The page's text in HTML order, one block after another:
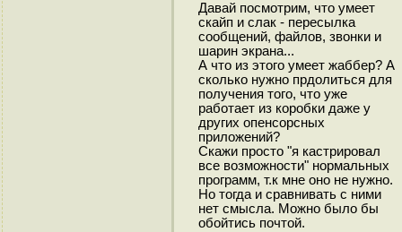
Давай посмотрим, что умеет
скайп и слак - пересылка
сообщений, файлов, звонки и
шарин экрана...
А что из этого умеет жаббер? А
сколько нужно прдолиться для
получения того, что уже
работает из коробки даже у
других опенсорсных
приложений?
Скажи просто "я кастрировал
все возможности" нормальных
программ, т.к мне оно не нужно.
Но тогда и сравнивать с ними
нет смысла. Можно было бы
обойтись почтой.